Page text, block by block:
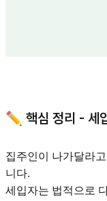
✏️ 핵심 정리 - 세
집주인이 나가달라
니다.
세입자는 법적으로